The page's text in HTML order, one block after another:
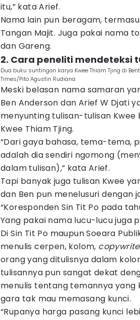
itu,” kata Arief.
Nama lain pun beragam,
Tangan Majit. Juga pakai nama
dan Gareng.
2. Cara peneliti mendeteksi
Dua buku suntingan karya Kwee Thiam Tjing di
Times/Pito Agustin Rudiana
Meski belasan nama samaran
Ben Anderson dan Arief W Djati
menyunting tulisan-tulisan Kwee
Kwee Thiam Tjing.
“Dari gaya bahasa, tema-tema,
adalah dia sendiri ngomong
dalam tulisan),” kata Arief.
Tapi banyak juga tulisan Kwee
dan Ben pun menelusuri dengan
“Koresponden Sin Tit Po pada
Yang pakai nama lucu-lucu juga
Di Sin Tit Po maupun Soeara
menulis cerpen, kolom,
orang yang ditulisnya dalam
tulisannya pun sangat dekat
menulis tentang temannya yang
gara tak mau memasang kunci.
“Rupanya harga pasang kunci